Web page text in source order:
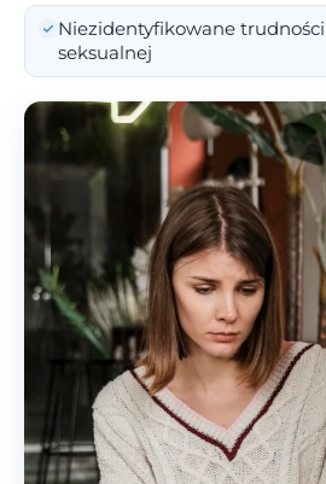
Niezidentyfikowane
seksualnej